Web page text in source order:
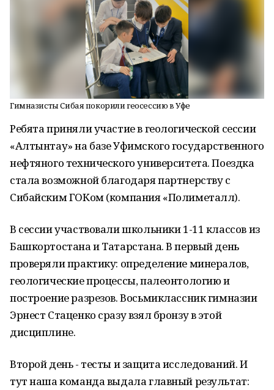
Гимназисты Сибая покорили геосессию в Уфе
Ребята приняли участие в геологической сессии
«Алтынтау» на базе Уфимского государственного
нефтяного технического университета. Поездка
стала возможной благодаря партнерству с
Сибайским ГОКом (компания «Полиметалл).
В сессии участвовали школьники 1-11 классов из
Башкортостана и Татарстана. В первый день
проверяли практику: определение минералов,
геологические процессы, палеонтологию и
построение разрезов. Восьмиклассник гимназии
Эрнест Стаценко сразу взял бронзу в этой
дисциплине.
Второй день - тесты и защита исследований. И
тут наша команда выдала главный результат: